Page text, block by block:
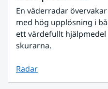
En väderradar
med hög upplösning i
ett värdefullt
skurarna.
Radar